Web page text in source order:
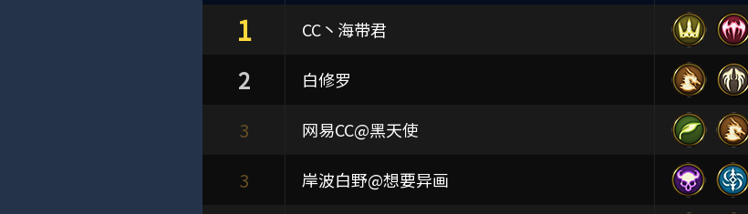
1 CC丶海带君
2 白修罗
3 网易CC@黑天使
3 岸波白野@想要异画